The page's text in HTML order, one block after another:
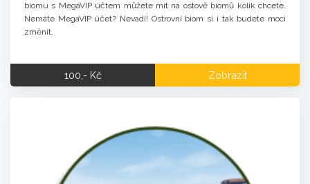
biomu s MegaVIP účtem můžete mít na ostově biomů kolik chcete.
Nemáte MegaVIP účet? Nevadí! Ostrovní biom si i tak budete moci
změnit.
100,- Kč Zobrazit